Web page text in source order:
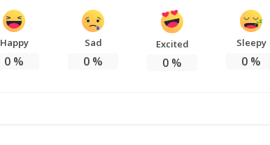
Happy
0 %
Sad
0 %
Excited
0 %
Sleepy
0 %